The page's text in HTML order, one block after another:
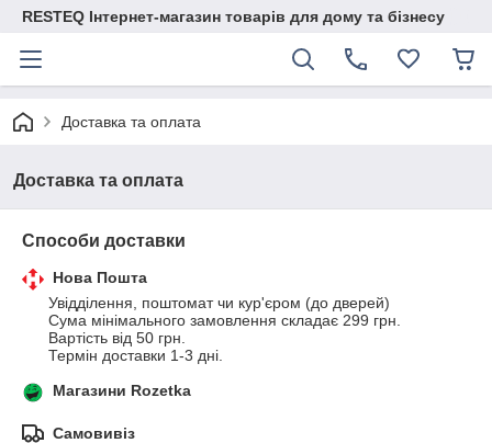
RESTEQ Інтернет-магазин товарів для дому та бізнесу
Доставка та оплата
Доставка та оплата
Способи доставки
Нова Пошта
Увідділення, поштомат чи кур'єром (до дверей)
Сума мінімального замовлення складає 299 грн.
Вартість від 50 грн.
Термін доставки 1-3 дні.
Магазини Rozetka
Самовивіз